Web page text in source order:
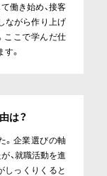
働き始め、接客
ながら作り上げ
ここで学んだ仕
。
は？
。企業選びの軸
、就職活動を進
しっくりくると